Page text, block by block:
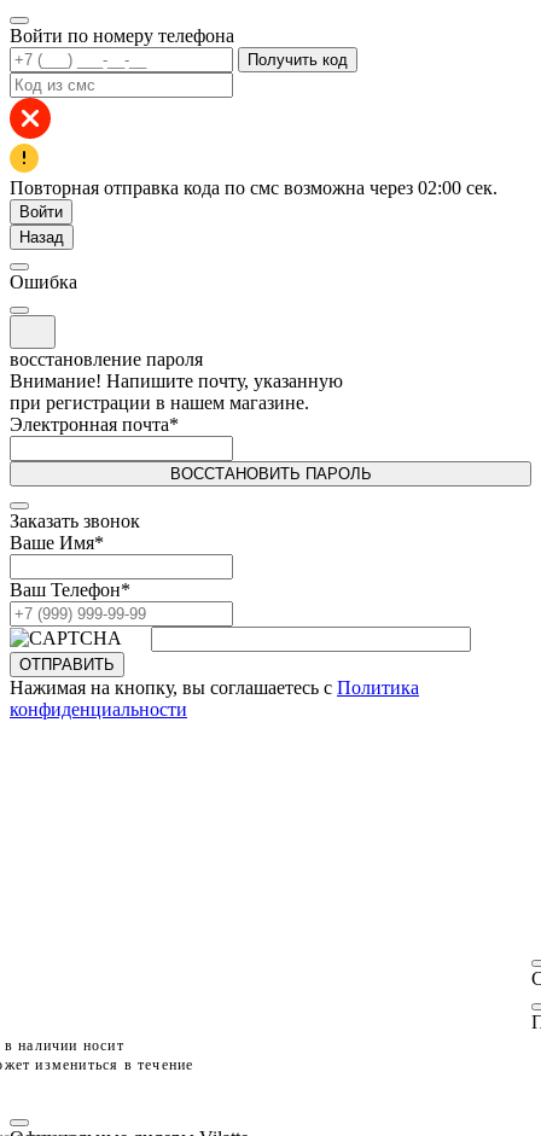
Войти по номеру телефона
Получить код
Повторная отправка кода по смс возможна через 02:00 сек.
Войти
Назад
Ошибка
восстановление пароля
Внимание! Напишите почту, указанную
при регистрации в нашем магазине.
Электронная почта*
ВОССТАНОВИТЬ ПАРОЛЬ
Заказать звонок
Ваше Имя*
Ваш Телефон*
ОТПРАВИТЬ
Нажимая на кнопку, вы соглашаетесь с Политика
конфиденциальности
наличии носит
измениться в течение